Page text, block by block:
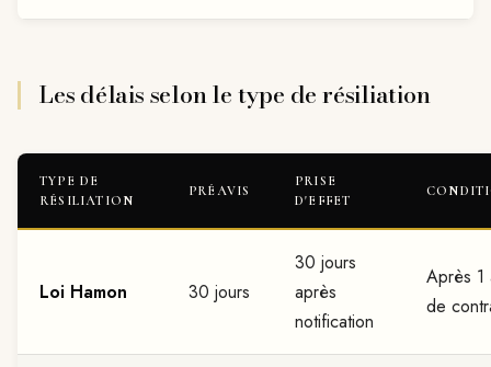
Les délais selon le type de résiliation
TYPE DE
RÉSILIATION
PRÉAVIS
PRISE
D'EFFET
Loi Hamon 30 jours
30 jours
après
notification
Après 1
de